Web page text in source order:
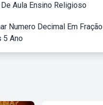
Aula Ensino Religioso
Numero Decimal Em Fração
5 Ano